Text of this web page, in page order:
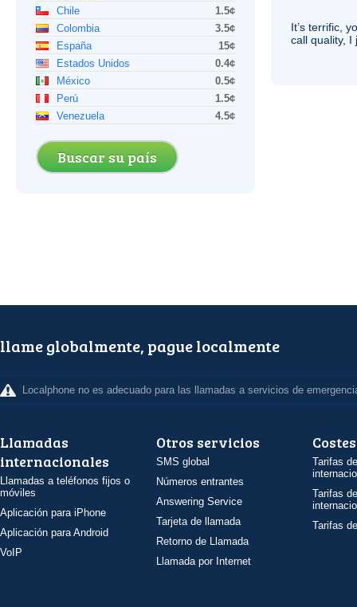
Chile
1.5¢
Colombia
3.5¢
España
15¢
Estados Unidos
0.4¢
México
0.5¢
Perú
1.5¢
Venezuela
4.5¢
Buscar su país
It’s terrific,
call quality, I
llame globalmente, pague localmente
Localphone no es adecuado para las llamadas a servicios de
Llamadas
internacionales
Llamadas a teléfonos fijos o
móviles
Aplicación para iPhone
Aplicación para Android
VoIP
Otros servicios
SMS global
Números entrantes
Answering Service
Tarjeta de llamada
Retorno de Llamada
Llamada por Internet
Costes
Tarifas
Tarifas
Tarifas